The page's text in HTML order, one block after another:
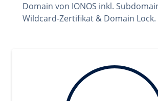
Domain von IONOS inkl.
Wildcard-Zertifikat & Domain Lock.